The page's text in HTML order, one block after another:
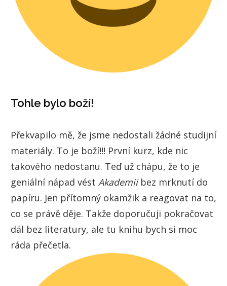
Tohle bylo boží!
Překvapilo mě, že jsme nedostali žádné studijní
materiály. To je boží!!! První kurz, kde nic
takového nedostanu. Teď už chápu, že to je
geniální nápad vést Akademiibez mrknutí do
papíru. Jen přítomný okamžik a reagovat na to,
co se právě děje. Takže doporučuji pokračovat
dál bez literatury, ale tu knihu bych si moc
ráda přečetla.